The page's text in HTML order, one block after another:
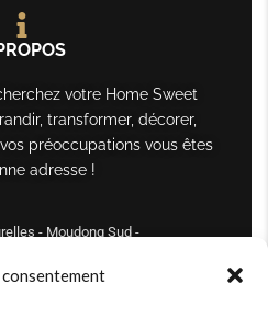
votre Home Sweet
transformer, décorer,
préoccupations vous êtes
adresse !
- Moudong Sud -